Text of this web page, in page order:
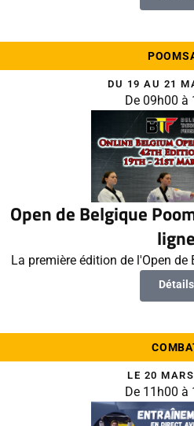
DU 19 AU 21
De 09h00 à
Open de Belgique
ligne
La première édition de l'Open
Détails
LE 20
De 11h00 à